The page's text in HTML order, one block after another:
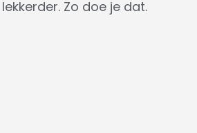
Zo doe je dat.